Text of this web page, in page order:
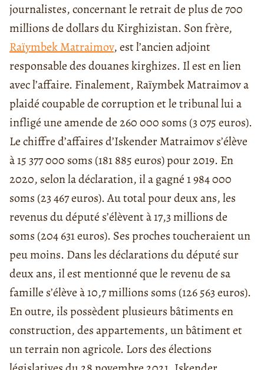
journalistes, concernant le retrait de plus de 700
millions de dollars du Kirghizistan. Son frère,
Raïymbek Matraimov, est l’ancien adjoint
responsable des douanes kirghizes. Il est en lien
avec l’affaire. Finalement, Raïymbek Matraimov a
plaidé coupable de corruption et le tribunal lui a
infligé une amende de 260 000 soms (3 075 euros).
Le chiffre d’affaires d’Iskender Matraimov s’élève
à 15 377 000 soms (181 885 euros) pour 2019. En
2020, selon la déclaration, il a gagné 1 984 000
soms (23 467 euros). Au total pour deux ans, les
revenus du député s’élèvent à 17,3 millions de
soms (204 631 euros). Ses proches toucheraient un
peu moins. Dans les déclarations du député sur
deux ans, il est mentionné que le revenu de sa
famille s’élève à 10,7 millions soms (126 563 euros).
En outre, ils possèdent plusieurs bâtiments en
construction, des appartements, un bâtiment et
un terrain non agricole. Lors des élections